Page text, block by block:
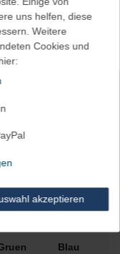
der
geben aufgrund
etc.
30mm
Blau
uns helfen, diese
Weitere
Cookies und
akzeptieren